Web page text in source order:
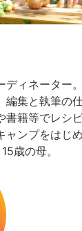
ィネーター
編集と執筆の
籍等でレシ
ャンプをはじ
歳の母。